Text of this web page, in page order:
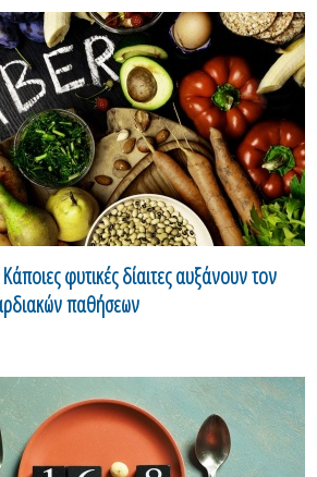
φυτικές δίαιτες αυξάνουν τον
παθήσεων